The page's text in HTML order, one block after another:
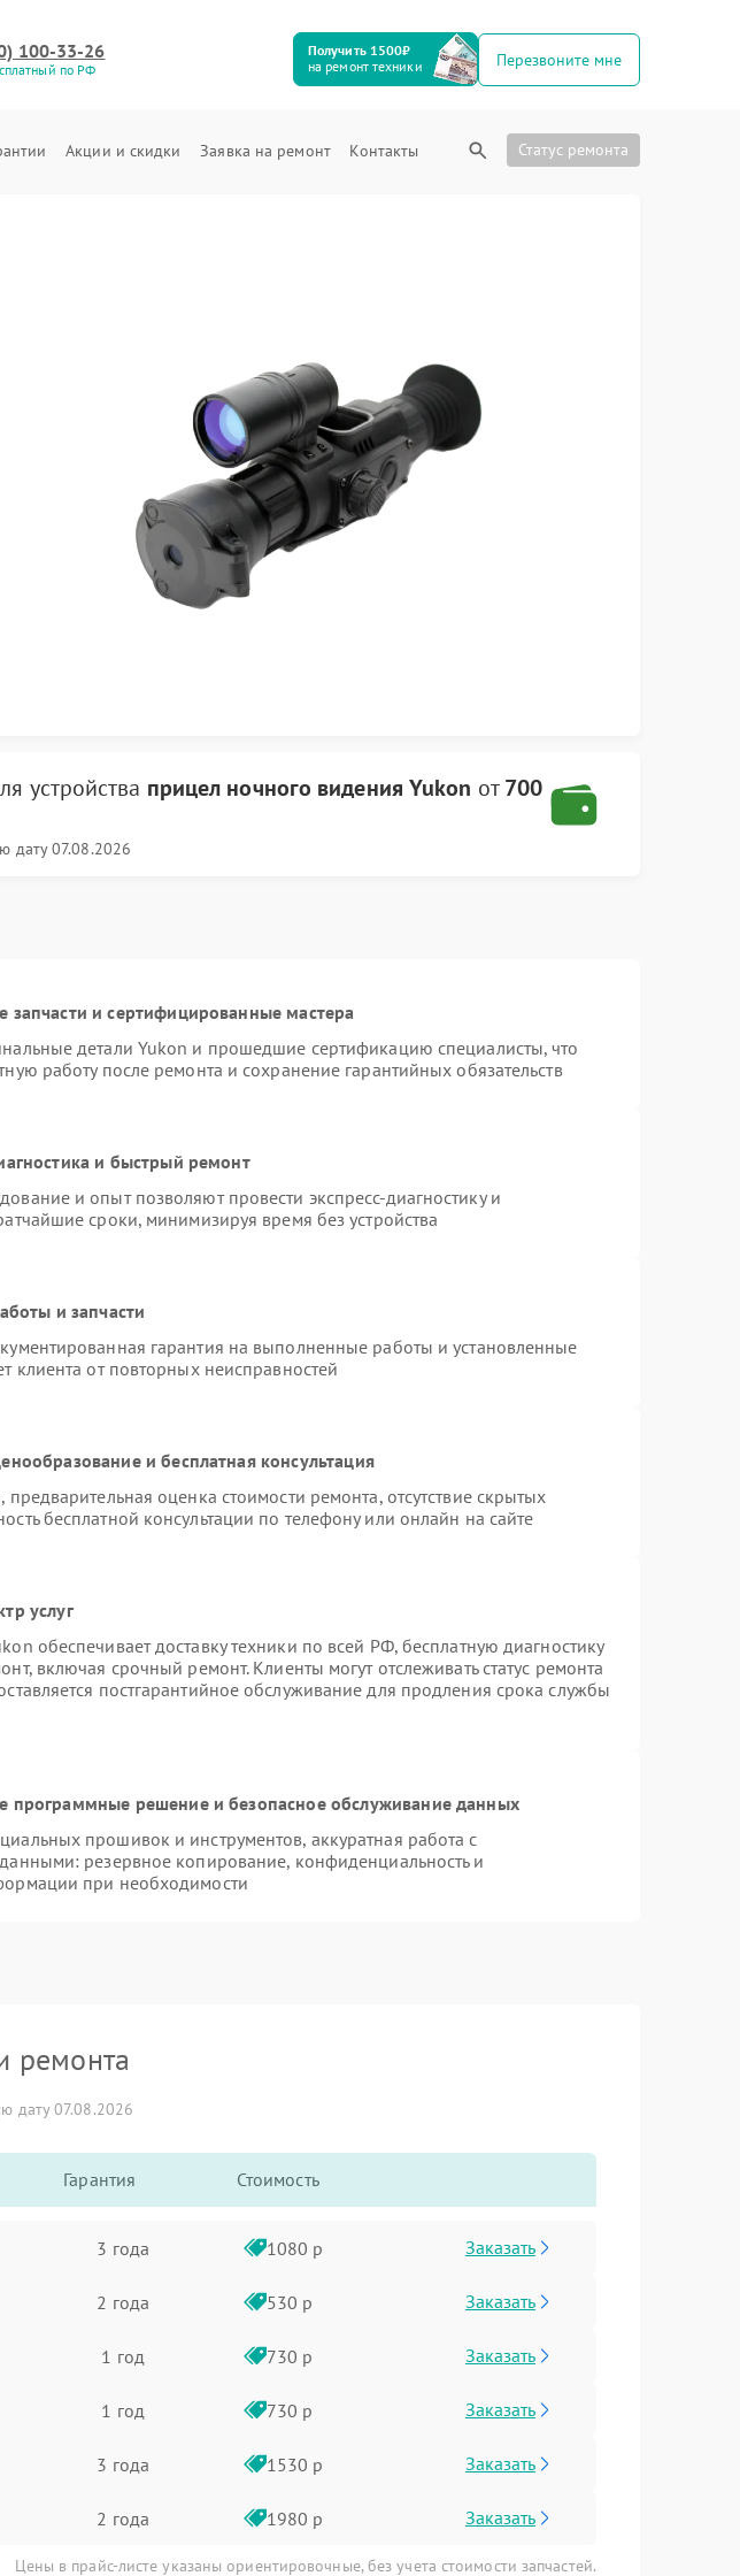
100-33-26
по РФ
Получить 1500₽
на ремонт техники
Перезвоните мне
Акции и скидки Заявка на ремонт Контакты Статус ремонта
устройства прицел ночного видения Yukon от700
дату 07.08.2026
запчасти и сертифицированные мастера
детали Yukon и прошедшие сертификацию специалисты, что
работу после ремонта и сохранение гарантийных обязательств
и быстрый ремонт
и опыт позволяют провести экспресс-диагностику и
сроки, минимизируя время без устройства
и запчасти
гарантия на выполненные работы и установленные
клиента от повторных неисправностей
и бесплатная консультация
оценка стоимости ремонта, отсутствие скрытых
бесплатной консультации по телефону или онлайн на сайте
услуг
обеспечивает доставку техники по всей РФ, бесплатную диагностику
включая срочный ремонт. Клиенты могут отслеживать статус ремонта
постгарантийное обслуживание для продления срока службы
программные решение и безопасное обслуживание данных
прошивок и инструментов, аккуратная работа с
резервное копирование, конфиденциальность и
при необходимости
ремонта
дату 07.08.2026
Гарантия Стоимость
3 года 1080 р Заказать
2 года 530 р Заказать
1 год 730 р Заказать
1 год 730 р Заказать
3 года 1530 р Заказать
2 года 1980 р Заказать
Цены в прайс-листе указаны ориентировочные, без учета стоимости запчастей.